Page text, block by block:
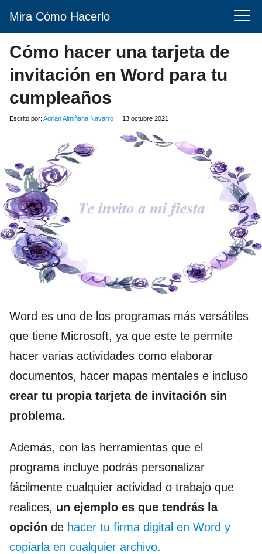
Mira Cómo Hacerlo
Cómo hacer una tarjeta de
invitación en Word para tu
cumpleaños
Escrito por: Adrian Almiñana Navarro 13 octubre 2021
Word es uno de los programas más versátiles
que tiene Microsoft, ya que este te permite
hacer varias actividades como elaborar
documentos, hacer mapas mentales e incluso
crear tu propia tarjeta de invitación sin
problema.
Además, con las herramientas que el
programa incluye podrás personalizar
fácilmente cualquier actividad o trabajo que
realices, un ejemplo es que tendrás la
opción de hacer tu firma digital en Word y
copiarla en cualquier archivo.